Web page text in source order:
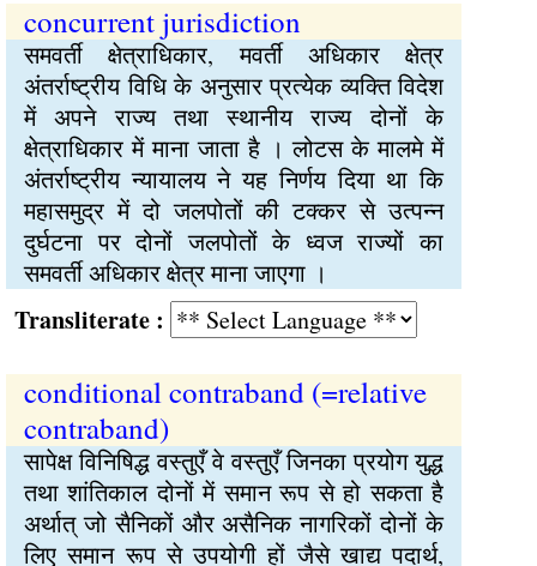
concurrent jurisdiction
समवर्ती क्षेत्राधिकार, मवर्ती अधिकार क्षेत्र
अंतर्राष्ट्रीय विधि के अनुसार प्रत्येक व्यक्ति विदेश
में अपने राज्य तथा स्थानीय राज्य दोनों के
क्षेत्राधिकार में माना जाता है । लोटस के मालमे में
अंतर्राष्ट्रीय न्यायालय ने यह निर्णय दिया था कि
महासमुद्र में दो जलपोतों की टक्कर से उत्पन्न
दुर्घटना पर दोनों जलपोतों के ध्वज राज्यों का
समवर्ती अधिकार क्षेत्र माना जाएगा ।
:
conditional contraband (=relative
contraband)
सापेक्ष विनिषिद्ध वस्तुएँ वे वस्तुएँ जिनका प्रयोग युद्ध
तथा शांतिकाल दोनों में समान रूप से हो सकता है
अर्थात् जो सैनिकों और असैनिक नागरिकों दोनों के
लिए समान रूप से उपयोगी हों जैसे खाद्य पदार्थ,